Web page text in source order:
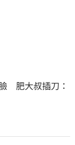
　肥大叔插刀：